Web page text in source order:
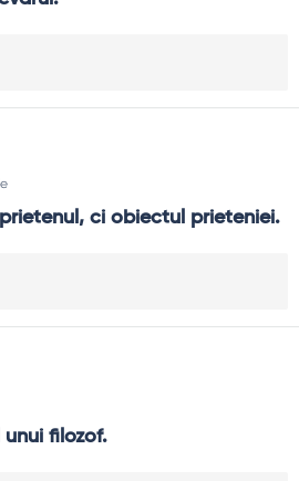
ci obiectul prieteniei.
filozof.